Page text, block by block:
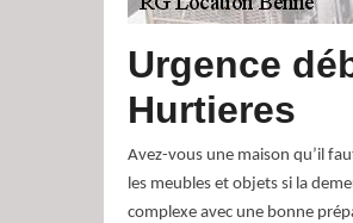
Urgence
Hurtieres
Avez-vous une maison qu’il
les meubles et objets si la
complexe avec une bonne